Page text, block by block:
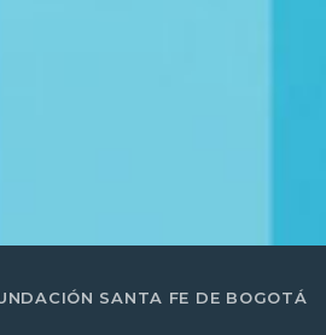
SANTA FE DE BOGOTÁ